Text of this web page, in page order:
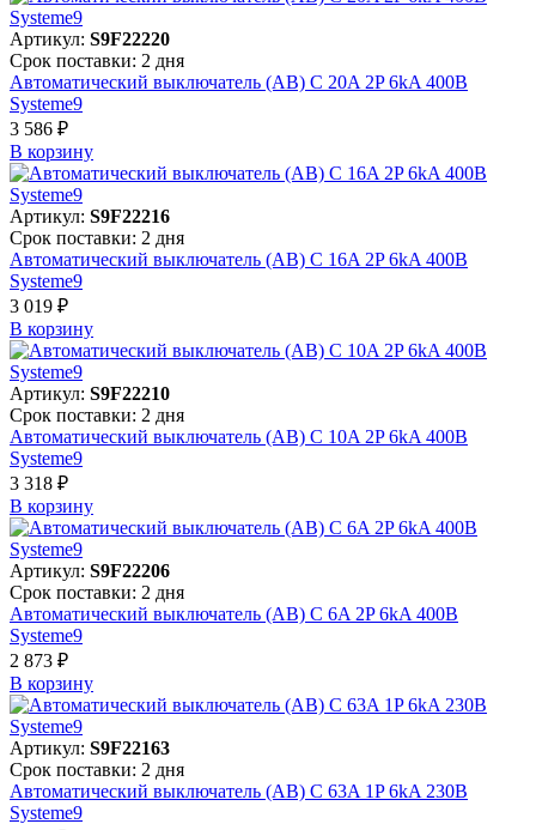
Артикул: S9F22220
Срок поставки: 2 дня
Автоматический выключатель (АВ) C 20A 2P 6kA 400В
Systeme9
3 586 ₽
В корзинy
Артикул: S9F22216
Срок поставки: 2 дня
Автоматический выключатель (АВ) C 16A 2P 6kA 400В
Systeme9
3 019 ₽
В корзинy
Артикул: S9F22210
Срок поставки: 2 дня
Автоматический выключатель (АВ) C 10A 2P 6kA 400В
Systeme9
3 318 ₽
В корзинy
Артикул: S9F22206
Срок поставки: 2 дня
Автоматический выключатель (АВ) C 6A 2P 6kA 400В
Systeme9
2 873 ₽
В корзинy
Артикул: S9F22163
Срок поставки: 2 дня
Автоматический выключатель (АВ) C 63A 1P 6kA 230В
Systeme9